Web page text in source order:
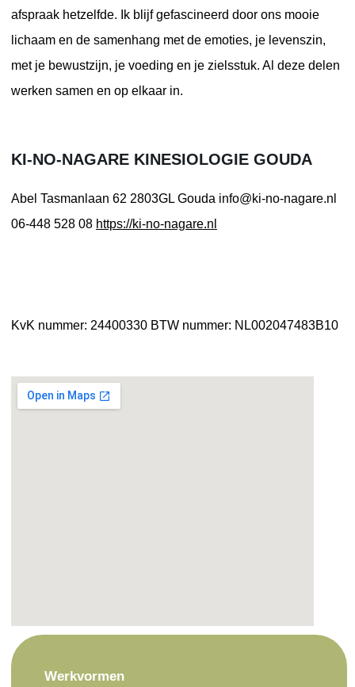
afspraak hetzelfde. Ik blijf gefascineerd door ons mooie
lichaam en de samenhang met de emoties, je levenszin,
met je bewustzijn, je voeding en je zielsstuk. Al deze delen
werken samen en op elkaar in.
KI-NO-NAGARE KINESIOLOGIE GOUDA
Abel Tasmanlaan 62 2803GL Gouda info@ki-no-nagare.nl
06-448 528 08 https://ki-no-nagare.nl
KvK nummer: 24400330 BTW nummer: NL002047483B10
Werkvormen